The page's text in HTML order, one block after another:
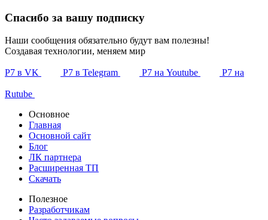
Спасибо за вашу подписку
Наши сообщения обязательно будут вам полезны!
Создавая технологии, меняем мир
Р7 в VK Р7 в Telegram Р7 на Youtube Р7 на
Rutube
Основное
Главная
Основной сайт
Блог
ЛК партнера
Расширенная ТП
Скачать
Полезное
Разработчикам